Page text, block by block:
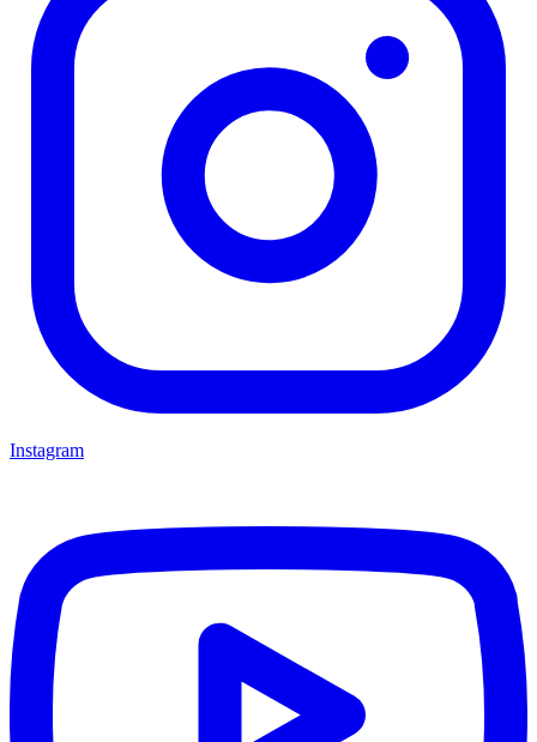
Instagram